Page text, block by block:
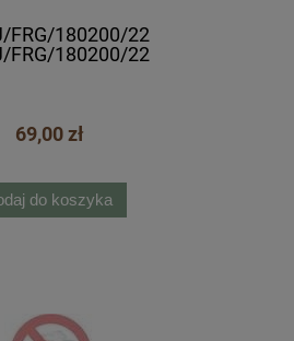
FRG/180200/22
FRG/180200/22
69,00 zł
do koszyka